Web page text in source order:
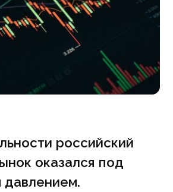
российский
оказался под